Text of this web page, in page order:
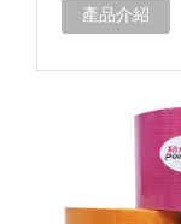
產品介紹